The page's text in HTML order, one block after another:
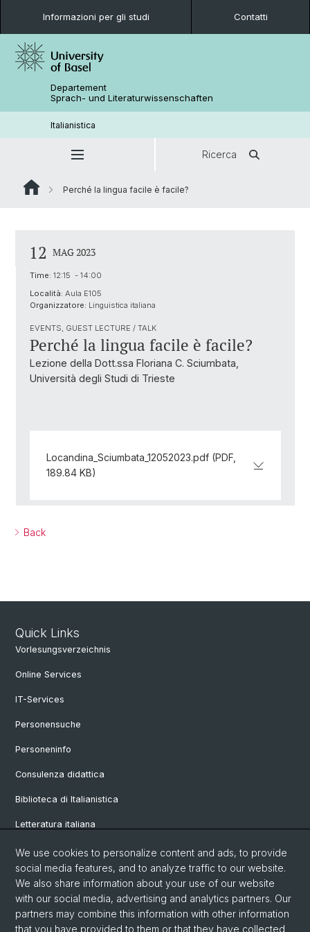
Informazioni per gli studi Contatti
Departement
Sprach- und Literaturwissenschaften
Italianistica
Ricerca
Perché la lingua facile è facile?
12 MAG 2023
Time: 12:15 - 14:00
Località: Aula E105
Organizzatore: Linguistica italiana
EVENTS, GUEST LECTURE / TALK
Perché la lingua facile è facile?
Lezione della Dott.ssa Floriana C. Sciumbata,
Università degli Studi di Trieste
Locandina_Sciumbata_12052023.pdf (PDF,
189.84 KB)
Back
Quick Links
Vorlesungsverzeichnis
Online Services
IT-Services
Personensuche
Personeninfo
Consulenza didattica
Biblioteca di Italianistica
Letteratura italiana
Linguistica italiana
Vetrina
© Università di Basilea
We use cookies to personalize content and ads, to provide
social media features, and to analyze traffic to our website.
We also share information about your use of our website
with our social media, advertising and analytics partners. Our
partners may combine this information with other information
that you have provided to them or that they have collected